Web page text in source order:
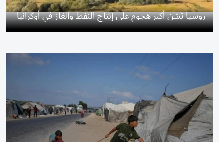
روسيا تشن أكبر هجوم على إنتاج النفط والغاز في أوكرانيا